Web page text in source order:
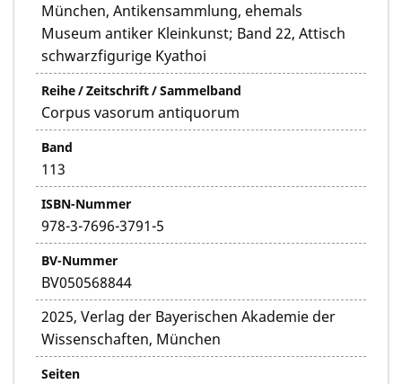
München, Antikensammlung, ehemals
Museum antiker Kleinkunst; Band 22, Attisch
schwarzfigurige Kyathoi
Reihe / Zeitschrift / Sammelband
Corpus vasorum antiquorum
Band
113
ISBN-Nummer
978-3-7696-3791-5
BV-Nummer
BV050568844
2025, Verlag der Bayerischen Akademie der
Wissenschaften, München
Seiten